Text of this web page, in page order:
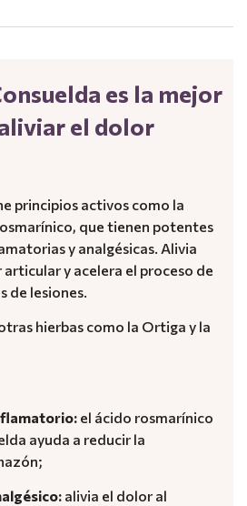
es la mejor
el dolor
principios activos como la
que tienen potentes
y analgésicas. Alivia
y acelera el proceso de
de lesiones.
hierbas como la Ortiga y la
el ácido rosmarínico
ayuda a reducir la
alivia el dolor al